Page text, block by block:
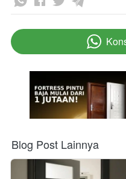
`
Blog Post Lainnya